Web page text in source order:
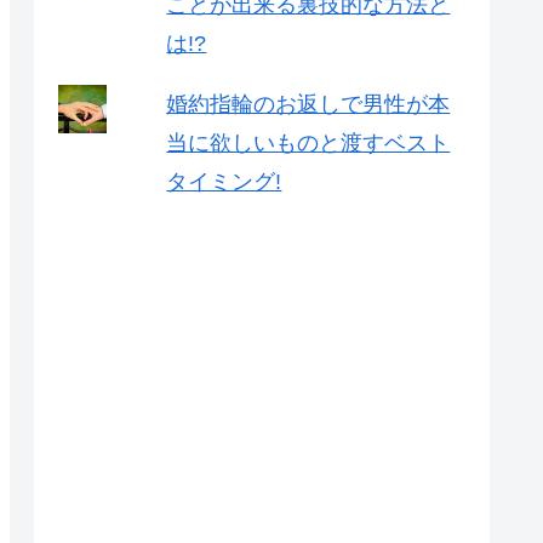
ことが出来る裏技的な方法と
は!?
婚約指輪のお返しで男性が本
当に欲しいものと渡すベスト
タイミング!